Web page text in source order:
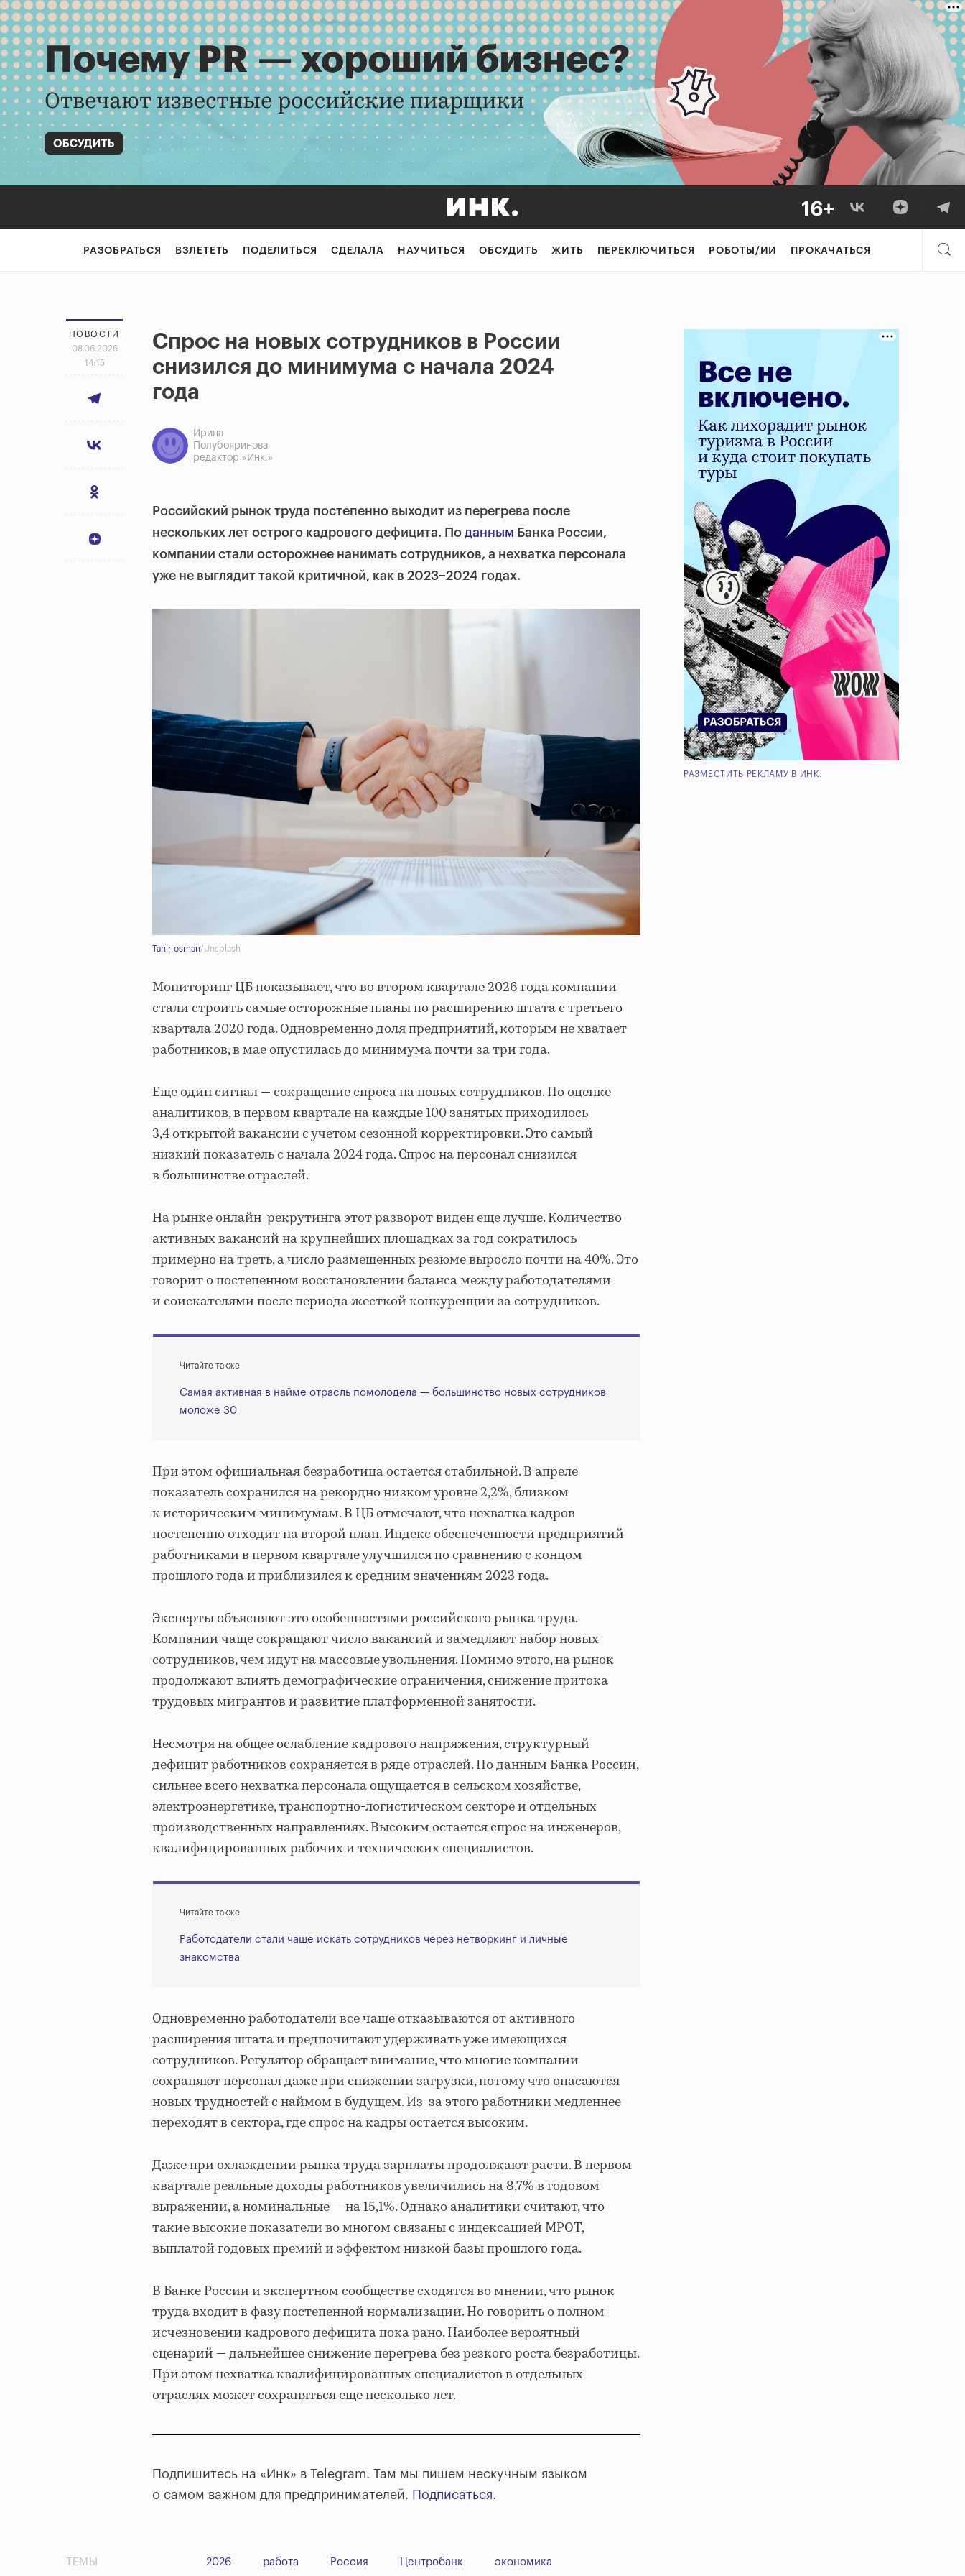
РАЗОБРАТЬСЯ ВЗЛЕТЕТЬ ПОДЕЛИТЬСЯ СДЕЛАЛА НАУЧИТЬСЯ ОБСУДИТЬ ЖИТЬ ПЕРЕКЛЮЧИТЬСЯ РОБОТЫ/ИИ ПРОКАЧАТЬСЯ
НОВОСТИ
08.06.2026
14:15
Спрос на новых сотрудников в России
снизился до минимума с начала 2024
года
Ирина
Полубояринова
редактор «Инк.»
Российский рынок труда постепенно выходит из перегрева после
нескольких лет острого кадрового дефицита. По данным Банка России,
компании стали осторожнее нанимать сотрудников, а нехватка персонала
уже не выглядит такой критичной, как в 2023−2024 годах.
Tahir osman/Unsplash
Мониторинг ЦБ показывает, что во втором квартале 2026 года компании
стали строить самые осторожные планы по расширению штата с третьего
квартала 2020 года. Одновременно доля предприятий, которым не хватает
работников, в мае опустилась до минимума почти за три года.
Еще один сигнал — сокращение спроса на новых сотрудников. По оценке
аналитиков, в первом квартале на каждые 100 занятых приходилось
3,4 открытой вакансии с учетом сезонной корректировки. Это самый
низкий показатель с начала 2024 года. Спрос на персонал снизился
в большинстве отраслей.
На рынке онлайн-рекрутинга этот разворот виден еще лучше. Количество
активных вакансий на крупнейших площадках за год сократилось
примерно на треть, а число размещенных резюме выросло почти на 40%. Это
говорит о постепенном восстановлении баланса между работодателями
и соискателями после периода жесткой конкуренции за сотрудников.
Читайте также
Самая активная в найме отрасль помолодела — большинство новых сотрудников
моложе 30
При этом официальная безработица остается стабильной. В апреле
показатель сохранился на рекордно низком уровне 2,2%, близком
к историческим минимумам. В ЦБ отмечают, что нехватка кадров
постепенно отходит на второй план. Индекс обеспеченности предприятий
работниками в первом квартале улучшился по сравнению с концом
прошлого года и приблизился к средним значениям 2023 года.
Эксперты объясняют это особенностями российского рынка труда.
Компании чаще сокращают число вакансий и замедляют набор новых
сотрудников, чем идут на массовые увольнения. Помимо этого, на рынок
продолжают влиять демографические ограничения, снижение притока
трудовых мигрантов и развитие платформенной занятости.
Несмотря на общее ослабление кадрового напряжения, структурный
дефицит работников сохраняется в ряде отраслей. По данным Банка России,
сильнее всего нехватка персонала ощущается в сельском хозяйстве,
электроэнергетике, транспортно-логистическом секторе и отдельных
производственных направлениях. Высоким остается спрос на инженеров,
квалифицированных рабочих и технических специалистов.
Читайте также
Работодатели стали чаще искать сотрудников через нетворкинг и личные
знакомства
Одновременно работодатели все чаще отказываются от активного
расширения штата и предпочитают удерживать уже имеющихся
сотрудников. Регулятор обращает внимание, что многие компании
сохраняют персонал даже при снижении загрузки, потому что опасаются
новых трудностей с наймом в будущем. Из-за этого работники медленнее
переходят в сектора, где спрос на кадры остается высоким.
Даже при охлаждении рынка труда зарплаты продолжают расти. В первом
квартале реальные доходы работников увеличились на 8,7% в годовом
выражении, а номинальные — на 15,1%. Однако аналитики считают, что
такие высокие показатели во многом связаны с индексацией МРОТ,
выплатой годовых премий и эффектом низкой базы прошлого года.
В Банке России и экспертном сообществе сходятся во мнении, что рынок
труда входит в фазу постепенной нормализации. Но говорить о полном
исчезновении кадрового дефицита пока рано. Наиболее вероятный
сценарий — дальнейшее снижение перегрева без резкого роста безработицы.
При этом нехватка квалифицированных специалистов в отдельных
отраслях может сохраняться еще несколько лет.
Подпишитесь на «Инк» в Telegram. Там мы пишем нескучным языком
о самом важном для предпринимателей. Подписаться.
РАЗМЕСТИТЬ РЕКЛАМУ В ИНК.
ТЕМЫ 2026 работа Россия Центробанк экономика